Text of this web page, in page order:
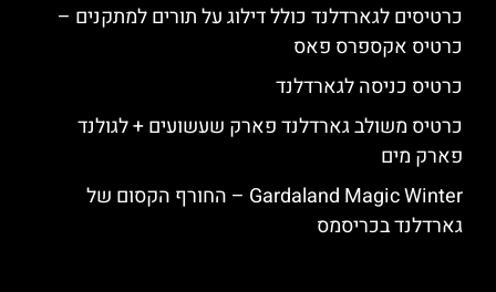
כרטיסים לגארדלנד כולל דילוג על תורים למתקנים –
כרטיס אקספרס פאס
כרטיס כניסה לגארדלנד
כרטיס משולב גארדלנד פארק שעשועים + לגולנד
פארק מים
Gardaland Magic Winter – החורף הקסום של
גארדלנד בכריסמס